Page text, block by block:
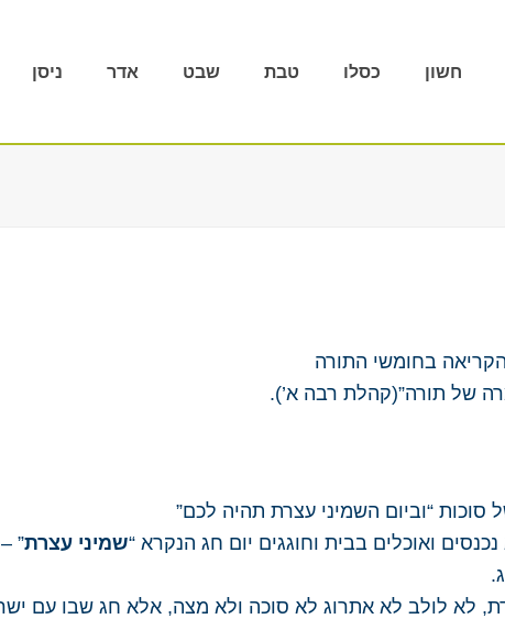
חשון כסלו טבת שבט אדר ניסן
בחומשי התורה
של תורה”(קהלת רבה א’).
סוכות “וביום השמיני עצרת תהיה לכם”
ואוכלים בבית וחוגגים יום חג הנקרא “שמיני עצרת”
לא לולב לא אתרוג לא סוכה ולא מצה, אלא חג שבו עם